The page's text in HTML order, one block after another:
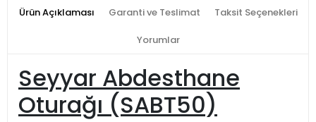
Ürün Açıklaması Garanti ve Teslimat Taksit Seçenekleri
Yorumlar
Seyyar Abdesthane
Oturağı (SABT50)